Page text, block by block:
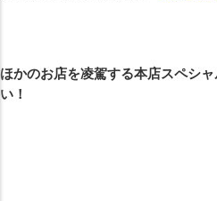
ほかのお店を凌駕する本店スペシ
い！